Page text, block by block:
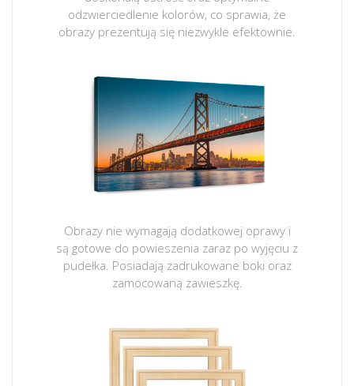
odzwierciedlenie kolorów, co sprawia, że
obrazy prezentują się niezwykle efektownie.
Obrazy nie wymagają dodatkowej oprawy i
są gotowe do powieszenia zaraz po wyjęciu z
pudełka. Posiadają zadrukowane boki oraz
zamocowaną zawieszkę.